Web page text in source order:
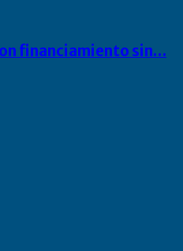
financiamiento sin…